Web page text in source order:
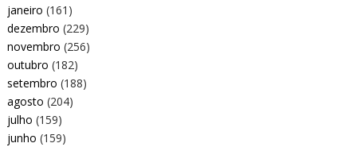
janeiro (161)
dezembro (229)
novembro (256)
outubro (182)
setembro (188)
agosto (204)
julho (159)
junho (159)